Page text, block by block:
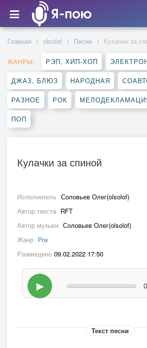
Главная olsolof Песни Кулачки за
ЖАНРЫ: РЭП, ХИП-ХОП
ДЖАЗ, БЛЮЗ НАРОДНАЯ
РАЗНОЕ РОК
ПОП
Кулачки за спиной
Исполнитель Соловьев Олег(olsolof)
Автор текста RFT
Автор музыки Соловьев Олег(olsolof)
Жанр Рок
Размещено 09.02.2022 17:50
▶
Текст песни